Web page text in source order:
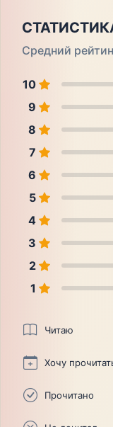
Средний
10
9
8
7
6
5
4
3
2
1
Читаю
Хочу
Прочитано